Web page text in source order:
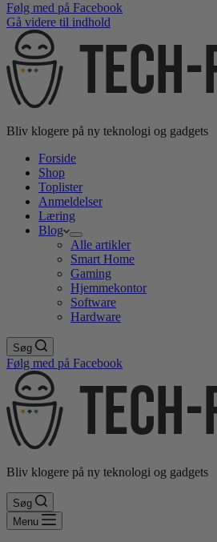
Følg med på Facebook
Gå videre til indhold
Bliv klogere på ny teknologi og gadgets
Forside
Shop
Toplister
Anmeldelser
Læring
Blog
Alle artikler
Smart Home
Gaming
Hjemmekontor
Software
Hardware
Søg
Følg med på Facebook
Bliv klogere på ny teknologi og gadgets
Søg
Menu